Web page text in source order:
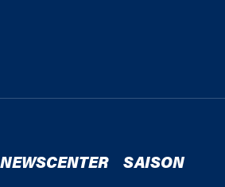
NEWSCENTER SAISON